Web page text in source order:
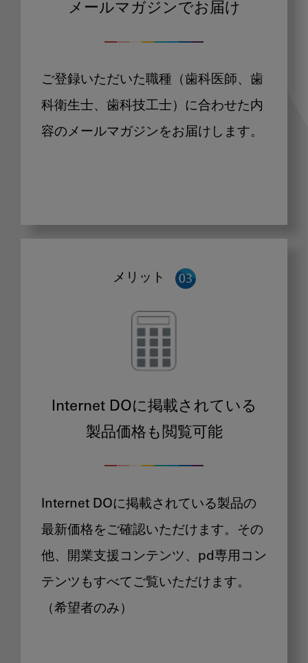
メールマガジンでお届け
ご登録いただいた職種（歯科医師、歯
科衛生士、歯科技工士）に合わせた内
容のメールマガジンをお届けします。
メリット
Internet DOに掲載されている
製品価格も閲覧可能
Internet DOに掲載されている製品の
最新価格をご確認いただけます。その
他、開業支援コンテンツ、pd専用コン
テンツもすべてご覧いただけます。
（希望者のみ）